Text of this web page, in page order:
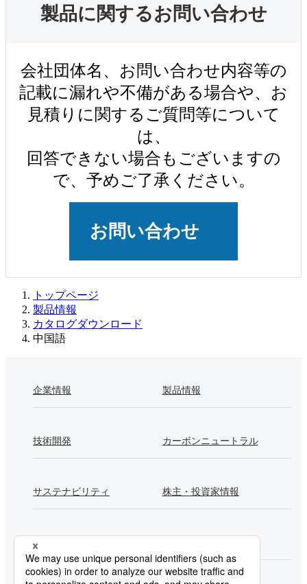
製品に関するお問い合わせ
会社団体名、お問い合わせ内容等の
記載に漏れや不備がある場合や、お
見積りに関するご質問等について
は、
回答できない場合もございますの
で、予めご了承ください。
お問い合わせ
トップページ
製品情報
カタログダウンロード
中国語
企業情報 製品情報
技術開発 カーボンニュートラル
サステナビリティ 株主・投資家情報
採用情報